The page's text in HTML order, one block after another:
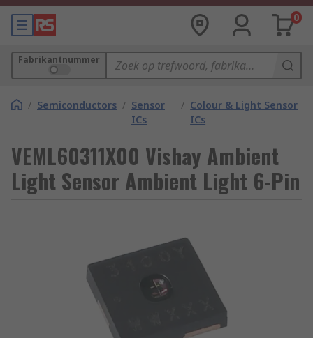
0
Fabrikantnummer
/ Semiconductors / Sensor
ICs
/ Colour & Light Sensor
ICs
VEML60311X00 Vishay Ambient
Light Sensor Ambient Light 6-Pin